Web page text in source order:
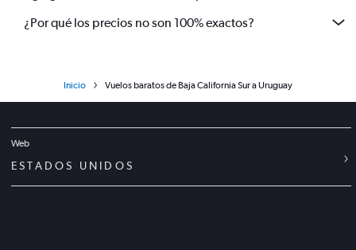
¿Por qué los precios no son 100% exactos?
Inicio Vuelos baratos de Baja California Sur a Uruguay
Web
ESTADOS UNIDOS